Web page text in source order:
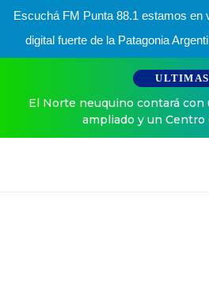
Escuchá FM Punta 88.1 estamos en
digital fuerte de la Patagonia
neuquino contará con un Centro
ampliado y un Centro Oncológico